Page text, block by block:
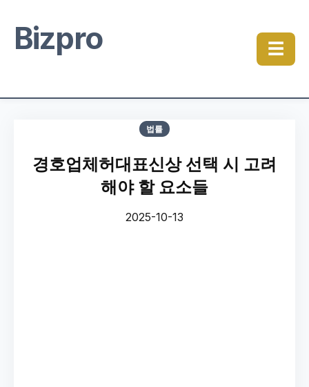
Bizpro ☰
법률
경호업체허대표신상 선택 시 고려
해야 할 요소들
2025-10-13